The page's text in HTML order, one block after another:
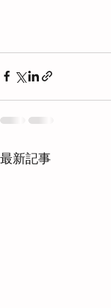
最新記事